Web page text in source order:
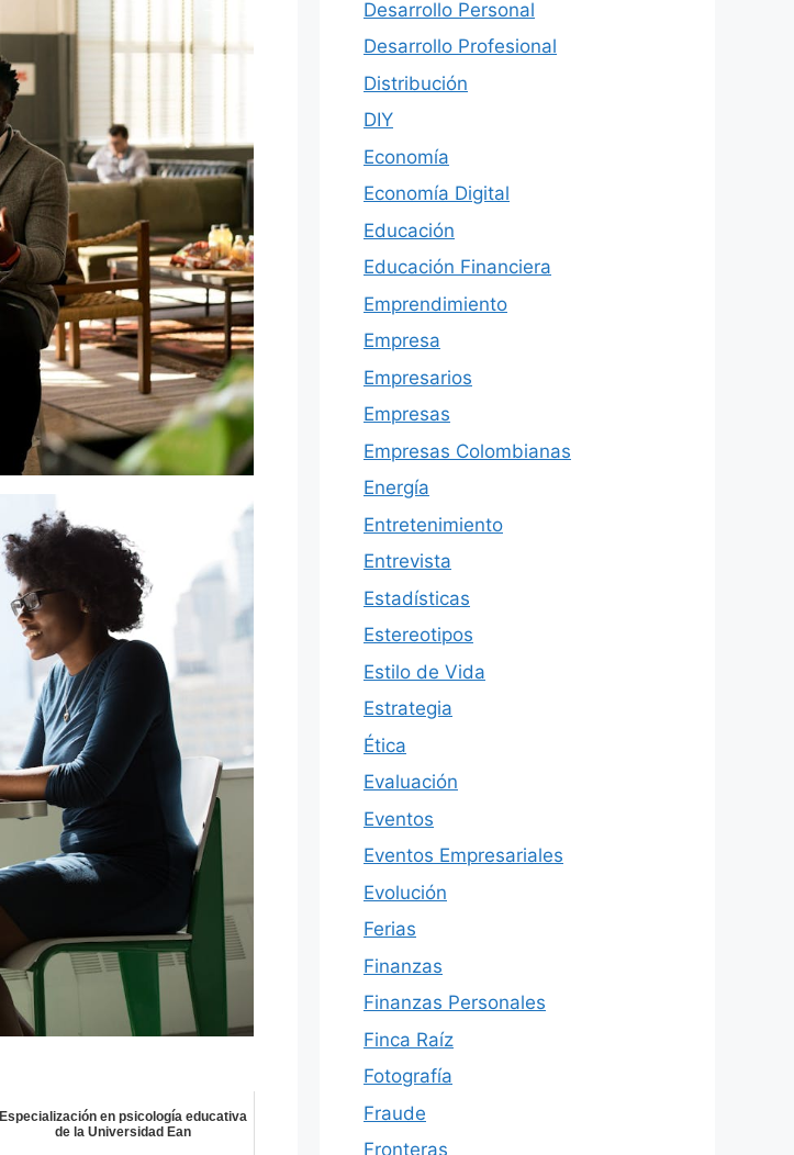
Especialización en psicología educativa
de la Universidad Ean
Desarrollo Personal
Desarrollo Profesional
Distribución
DIY
Economía
Economía Digital
Educación
Educación Financiera
Emprendimiento
Empresa
Empresarios
Empresas
Empresas Colombianas
Energía
Entretenimiento
Entrevista
Estadísticas
Estereotipos
Estilo de Vida
Estrategia
Ética
Evaluación
Eventos
Eventos Empresariales
Evolución
Ferias
Finanzas
Finanzas Personales
Finca Raíz
Fotografía
Fraude
Fronteras